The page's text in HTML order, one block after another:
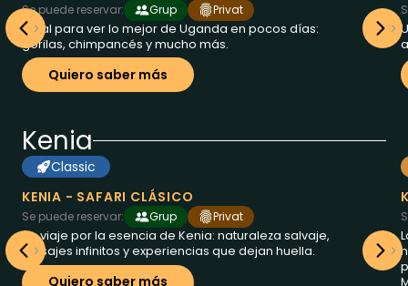
Se puede reservar: Grup
Privat
Ideal para ver lo mejor de Uganda en pocos días:
gorilas, chimpancés y mucho más.
Quiero saber más
Kenia
des de2250
6dias aKenia
Classic
KENIA - SAFARI CLÁSICO
Se puede reservar: Grup
Privat
Un viaje por la esencia de Kenia: naturaleza salvaje,
paisajes infinitos y experiencias que dejan huella.
Quiero saber más